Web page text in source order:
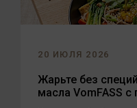
20 ИЮЛЯ 2026
Жарьте без
масла VomFASS